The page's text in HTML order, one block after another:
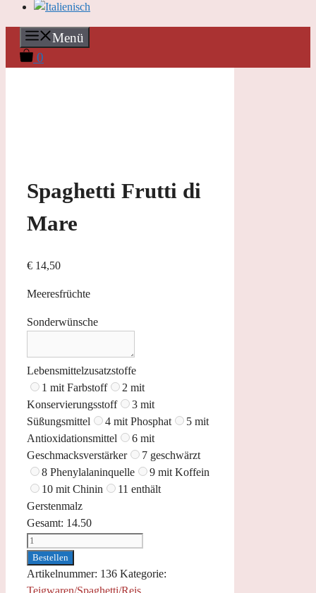
Menü
0
Spaghetti Frutti di
Mare
€ 14,50
Meeresfrüchte
Sonderwünsche
Lebensmittelzusatzstoffe
1 mit Farbstoff
2 mit
Konservierungsstoff
3 mit
Süßungsmittel
4 mit Phosphat
5 mit
Antioxidationsmittel
6 mit
Geschmacksverstärker
7 geschwärzt
8 Phenylalaninquelle
9 mit Koffein
10 mit Chinin
11 enthält
Gerstenmalz
Gesamt: 14.50
Spaghetti
Frutti
di
Mare
Bestellen
Artikelnummer: 136 Kategorie: